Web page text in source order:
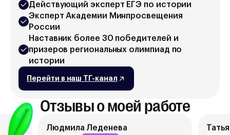
Действующий эксперт ЕГЭ по истории
Эксперт Академии Минпросвещения
России
Наставник более 30 победителей и
призеров региональных олимпиад по
истории
Перейти в наш ТГ-канал
Отзывы о моей работе
Людмила Леденева